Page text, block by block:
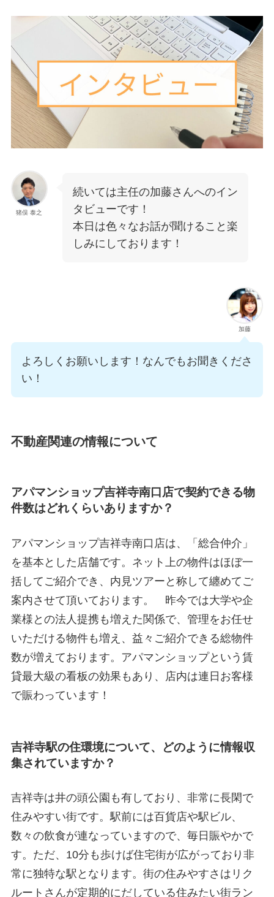
猪俣 泰之
続いては主任の加藤さんへのイン
タビューです！
本日は色々なお話が聞けること楽
しみにしております！
加藤
よろしくお願いします！なんでもお聞きくださ
い！
不動産関連の情報について
アパマンショップ吉祥寺南口店で契約できる物
件数はどれくらいありますか？
アパマンショップ吉祥寺南口店は、「総合仲介」
を基本とした店舗です。ネット上の物件はほぼ一
括してご紹介でき、内見ツアーと称して纏めてご
案内させて頂いております。 昨今では大学や企
業様との法人提携も増えた関係で、管理をお任せ
いただける物件も増え、益々ご紹介できる総物件
数が増えております。アパマンショップという賃
貸最大級の看板の効果もあり、店内は連日お客様
で賑わっています！
吉祥寺駅の住環境について、どのように情報収
集されていますか？
吉祥寺は井の頭公園も有しており、非常に長閑で
住みやすい街です。駅前には百貨店や駅ビル、
数々の飲食が連なっていますので、毎日賑やかで
す。ただ、10分も歩けば住宅街が広がっており非
常に独特な駅となります。街の住みやすさはリク
ルートさんが定期的にだしている住みたい街ラン